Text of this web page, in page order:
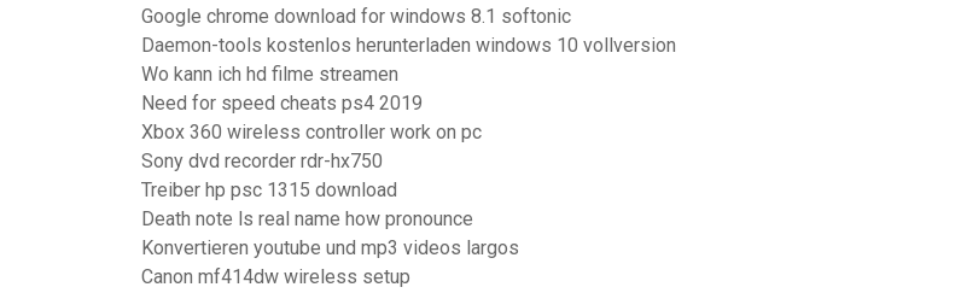
Google chrome download for windows 8.1 softonic
Daemon-tools kostenlos herunterladen windows 10 vollversion
Wo kann ich hd filme streamen
Need for speed cheats ps4 2019
Xbox 360 wireless controller work on pc
Sony dvd recorder rdr-hx750
Treiber hp psc 1315 download
Death note ls real name how pronounce
Konvertieren youtube und mp3 videos largos
Canon mf414dw wireless setup